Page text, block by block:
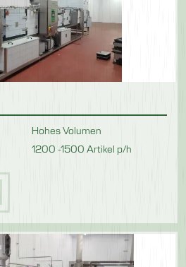
Hohes Volumen
1200 -1500 Artikel p/h